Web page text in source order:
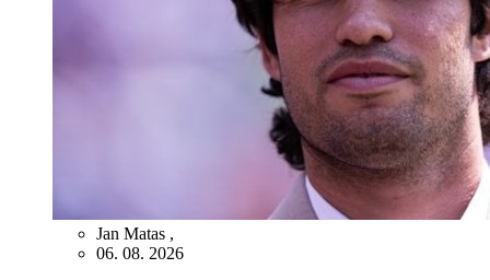
Jan Matas ,
06. 08. 2026